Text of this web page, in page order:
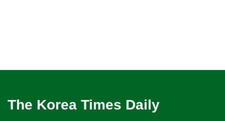
The Korea Times Daily